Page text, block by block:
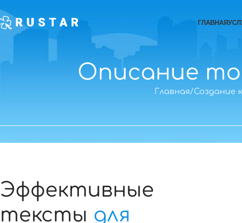
ГЛАВНАЯ
Описание
Главная Создание
Эффективные
тексты для